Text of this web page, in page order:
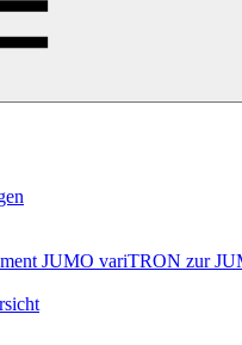
JUMO variTRON zur